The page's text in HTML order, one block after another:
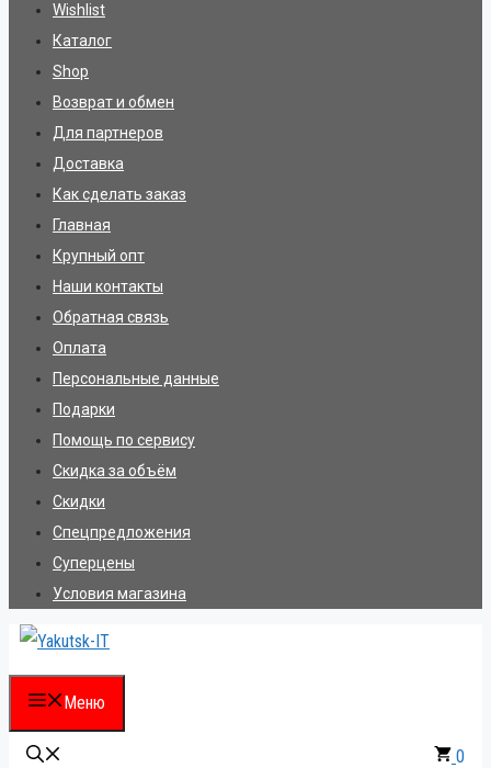
Wishlist
Каталог
Shop
Возврат и обмен
Для партнеров
Доставка
Как сделать заказ
Главная
Крупный опт
Наши контакты
Обратная связь
Оплата
Персональные данные
Подарки
Помощь по сервису
Скидка за объём
Скидки
Спецпредложения
Суперцены
Условия магазина
Меню
0